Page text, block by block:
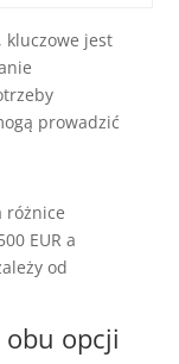
kluczowe jest
prowadzić
różnice
EUR a
od
obu opcji